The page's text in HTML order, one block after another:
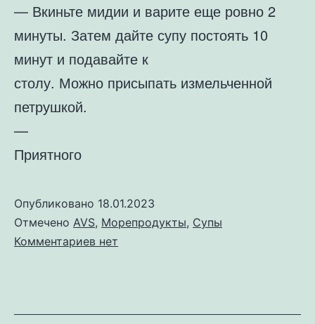
— Вкиньте мидии и варите еще ровно 2
минуты. Затем дайте супу постоять 10
минут и подавайте к
столу. Можно присыпать измельченной
петрушкой.
—
Приятного
Опубликовано 18.01.2023
Отмечено AVS, Морепродукты, Супы
Комментариев к
с
нет